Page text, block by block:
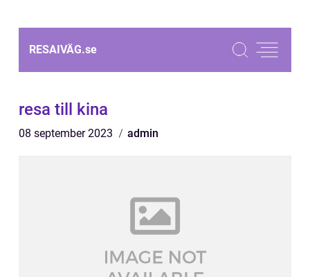
RESAIVÄG.se
resa till kina
08 september 2023 admin